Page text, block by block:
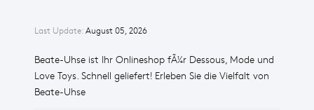
Last Update: August 05, 2026
Beate-Uhse ist Ihr Onlineshop fÃ¼r Dessous, Mode und
Love Toys. Schnell geliefert! Erleben Sie die Vielfalt von
Beate-Uhse